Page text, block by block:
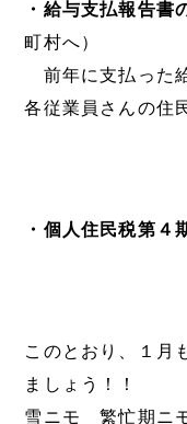
・給与支払報告書
町村へ）
前年に支払った
各従業員さんの住
・個人住民税第４
このとおり、１月
ましょう！！
雪ニモ 繁忙期ニ